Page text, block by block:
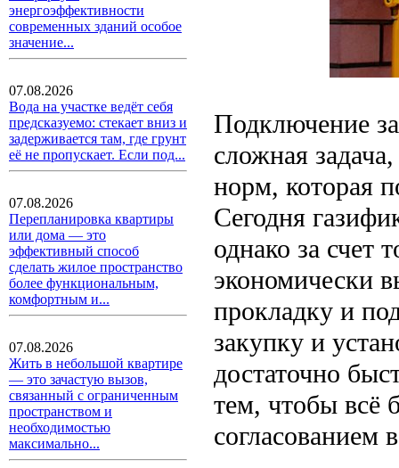
энергоэффективности
современных зданий особое
значение...
07.08.2026
Вода на участке ведёт себя
предсказуемо: стекает вниз и
задерживается там, где грунт
её не пропускает. Если под...
07.08.2026
Перепланировка квартиры
или дома — это
эффективный способ
сделать жилое пространство
более функциональным,
комфортным и...
07.08.2026
Жить в небольшой квартире
— это зачастую вызов,
связанный с ограниченным
пространством и
необходимостью
максимально...
Подключение
сложная
норм, которая
Сегодня
однако за счет
экономически
прокладку и
закупку и
достаточно
тем, чтобы всё
согласованием